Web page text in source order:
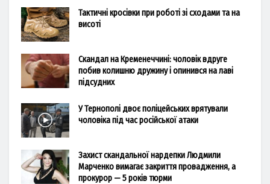
Тактичні кросівки при роботі зі сходами та на
висоті
Скандал на Кременеччині: чоловік вдруге
побив колишню дружину і опинився на лаві
підсудних
У Тернополі двоє поліцейських врятували
чоловіка під час російської атаки
Захист скандальної нардепки Людмили
Марченко вимагає закриття провадження, а
прокурор — 5 років тюрми